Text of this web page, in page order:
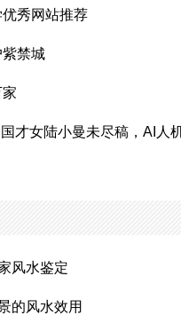
秀网站推荐
禁城
才女陆小曼未尽稿，AI人
风水鉴定
的风水效用